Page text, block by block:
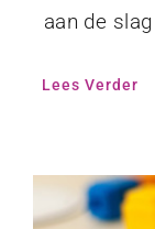
aan de
Lees Verder